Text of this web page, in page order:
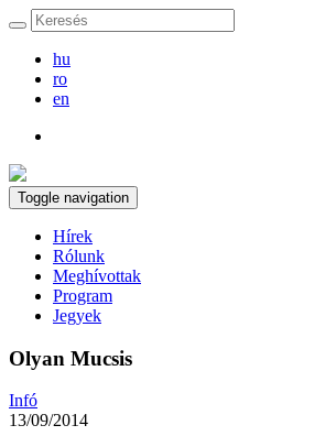
hu
ro
en
Toggle navigation
Hírek
Rólunk
Meghívottak
Program
Jegyek
Olyan Mucsis
Infó
13/09/2014